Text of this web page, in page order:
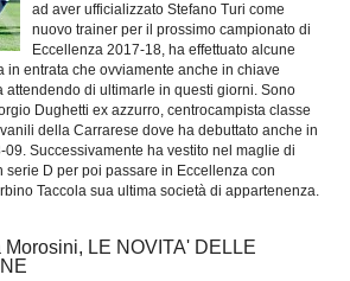
ad aver ufficializzato Stefano Turi come
nuovo trainer per il prossimo campionato di
Eccellenza 2017-18, ha effettuato alcune
in entrata che ovviamente anche in chiave
attendendo di ultimarle in questi giorni. Sono
Dughetti ex azzurro, centrocampista classe
della Carrarese dove ha debuttato anche in
Successivamente ha vestito nel maglie di
serie D per poi passare in Eccellenza con
Taccola sua ultima società di appartenenza.
LE NOVITA' DELLE